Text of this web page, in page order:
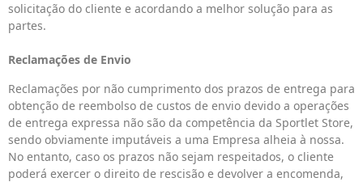
solicitação do cliente e acordando a melhor solução para as
partes.
Reclamações de Envio
Reclamações por não cumprimento dos prazos de entrega para
obtenção de reembolso de custos de envio devido a operações
de entrega expressa não são da competência da Sportlet Store,
sendo obviamente imputáveis a uma Empresa alheia à nossa.
No entanto, caso os prazos não sejam respeitados, o cliente
poderá exercer o direito de rescisão e devolver a encomenda,